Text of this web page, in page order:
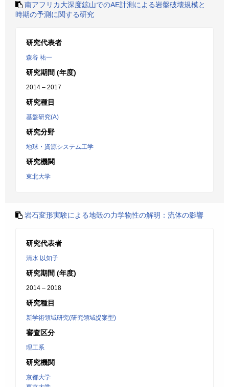
南アフリカ大深度鉱山でのAE計測による岩盤破壊規模と
時期の予測に関する研究
研究代表者
森谷 祐一
研究期間 (年度)
2014 – 2017
研究種目
基盤研究(A)
研究分野
地球・資源システム工学
研究機関
東北大学
岩石変形実験による地殻の力学物性の解明：流体の影響
研究代表者
清水 以知子
研究期間 (年度)
2014 – 2018
研究種目
新学術領域研究(研究領域提案型)
審査区分
理工系
研究機関
京都大学